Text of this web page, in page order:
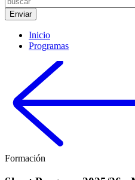
Inicio
Programas
Formación